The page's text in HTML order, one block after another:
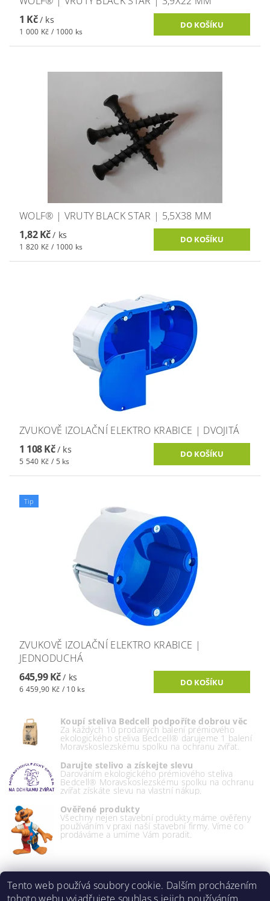
1 Kč/ ks
1 000 Kč / 1000 ks
WOLF® | VRUTY BLACK STAR | 5,5X38 MM
1,82 Kč/ ks
1 820 Kč / 1000 ks
ZVUKOVĚ IZOLAČNÍ ELEKTRO KRABICE | DVOJITÁ
1 108 Kč/ ks
5 540 Kč / 5 ks
Tip
ZVUKOVĚ IZOLAČNÍ ELEKTRO KRABICE |
JEDNODUCHÁ
645,99 Kč/ ks
6 459,90 Kč / 10 ks
Koupí steliva Bedcell podpoříte dobrou věc
Za každých 10 prodaných balení prémiového
ekologického steliva Bedcell® darujeme 1 balení
Moravskoslezskému spolku na ochranu zvířat.
Darujte stelivo a získejte slevu
Darováním ekologického prémiového steliva
Bedcell® Moravskoslezskému spolku na ochranu
zvířat získáte slevu na vlastní nákup.
Ověřené produkty
Všechny nejen stavební produkty máme ověřeny
používáním v praxi naší stavební firmy. Víme co
prodáváme a umíme Vám poradit.
Tento web používá soubory cookie. Dalším procházením